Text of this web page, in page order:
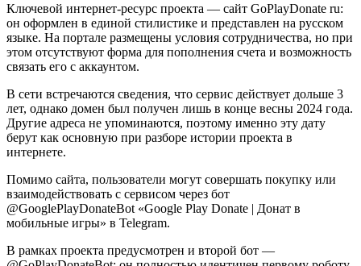
Ключевой интернет-ресурс проекта — сайт GoPlayDonate ru:
он оформлен в единой стилистике и представлен на русском
языке. На портале размещены условия сотрудничества, но при
этом отсутствуют форма для пополнения счета и возможность
связать его с аккаунтом.
В сети встречаются сведения, что сервис действует дольше 3
лет, однако домен был получен лишь в конце весны 2024 года.
Другие адреса не упоминаются, поэтому именно эту дату
берут как основную при разборе истории проекта в
интернете.
Помимо сайта, пользователи могут совершать покупку или
взаимодействовать с сервисом через бот
@GooglePlayDonateBot «Google Play Donate | Донат в
мобильные игры» в Telegram.
В рамках проекта предусмотрен и второй бот —